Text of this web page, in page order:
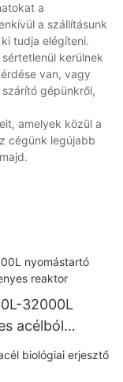
a
a szállításunk
tudja elégíteni.
kerülnek
van, vagy
gépünkről,
amelyek közül a
cégünk legújabb
32000L
acélból